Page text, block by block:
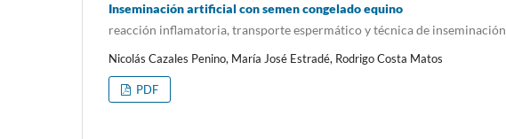
Inseminación artificial con semen congelado equino
reacción inflamatoria, transporte espermático y técnica de inseminación
Nicolás Cazales Penino, María José Estradé, Rodrigo Costa Matos
PDF